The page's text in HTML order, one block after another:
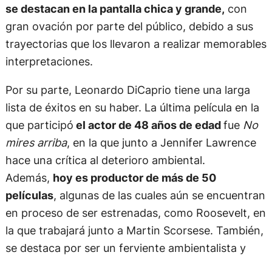
se destacan en la pantalla chica y grande, con
gran ovación por parte del público, debido a sus
trayectorias que los llevaron a realizar memorables
interpretaciones.
Por su parte, Leonardo DiCaprio tiene una larga
lista de éxitos en su haber. La última película en la
que participó el actor de 48 años de edadfue No
mires arriba, en la que junto a Jennifer Lawrence
hace una crítica al deterioro ambiental.
Además, hoy es productor de más de 50
películas, algunas de las cuales aún se encuentran
en proceso de ser estrenadas, como Roosevelt, en
la que trabajará junto a Martin Scorsese. También,
se destaca por ser un ferviente ambientalista y